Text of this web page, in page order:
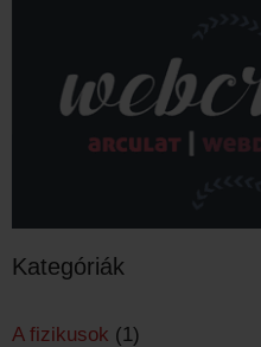
Kategóriák
A fizikusok (1)